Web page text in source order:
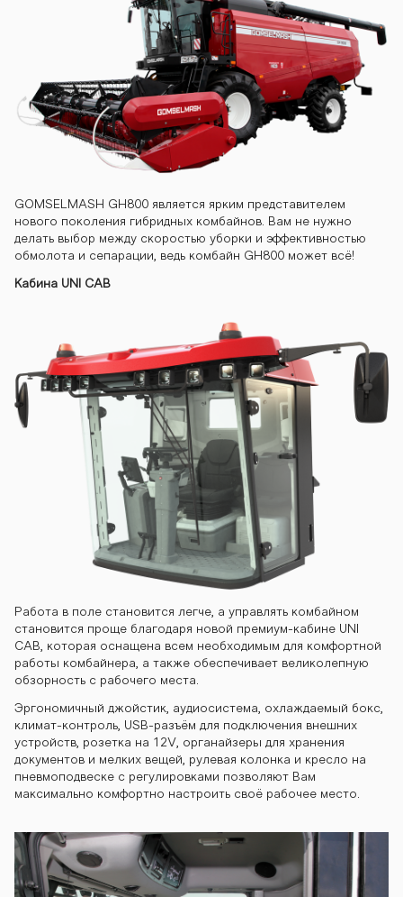
10 kombayn-g
h810 kombayn
-gh810 komba
yn-gh810 kom
bayn-gh810 k
ombayn-gh81
0 kombayn-gh
810 kombayn-
gh810 kombay
n-gh810 komb
ayn-gh810 ko
mbayn-gh810
GOMSELMASH GH800 является ярким представителем
нового поколения гибридных комбайнов. Вам не нужно
делать выбор между скоростью уборки и эффективностью
обмолота и сепарации, ведь комбайн GH800 может всё!
Кабина UNI CAB
Работа в поле становится легче, а управлять комбайном
становится проще благодаря новой премиум-кабине UNI
CAB, которая оснащена всем необходимым для комфортной
работы комбайнера, а также обеспечивает великолепную
обзорность с рабочего места.
Эргономичный джойстик, аудиосистема, охлаждаемый бокс,
климат-контроль, USB-разъём для подключения внешних
устройств, розетка на 12V, органайзеры для хранения
документов и мелких вещей, рулевая колонка и кресло на
пневмоподвеске с регулировками позволяют Вам
максимально комфортно настроить своё рабочее место.